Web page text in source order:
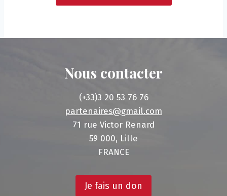
Nous contacter
(+33)3 20 53 76 76
partenaires@gmail.com
71 rue Victor Renard
59 000, Lille
FRANCE
Je fais un don